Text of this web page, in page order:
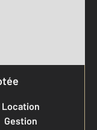
Location
Gestion